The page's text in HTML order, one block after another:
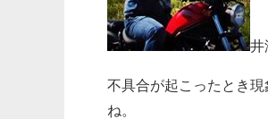
井
不具合が起こったとき
ね。